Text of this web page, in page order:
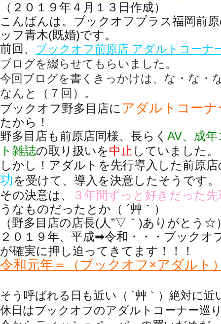
（２０１９年４月１３日作成）
こんばんは。ブックオフプラス福岡前
ッフ青木(既婚)です。
前回、 ブックオフ前原店 アダルトコーナ
ブログを綴らせてもらいました。
今回ブログを書くきっかけは、 な・な・
なんと（７回） 。
ブックオフ野多目店に アダルトコー
たから！
野多目店も前原店同様、長らく AV、成
ト雑誌の取り扱いを中止 していました。
しかし！アダルトを先行導入した前原店
功を受けて、導入を決意したそうです。
その決意は、
３年間ずっと好きだった
うなものだったとか（ ´艸｀）
（野多目店の店長(人”▽｀)ありがとう☆
２０１９年、平成➡令和・・・ ブックオ
が確実に押し迫ってきてます！！！
令和元年＝（ブックオフ×アダルト
そう呼ばれる日も近い（ ´艸｀）絶対に近
休日はブックオフのアダルトコーナー巡